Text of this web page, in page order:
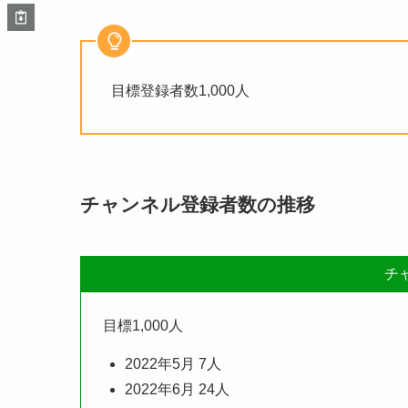
目標登録者数1,000人
チャンネル登録者数の推移
チ
目標1,000人
2022年5月 7人
2022年6月 24人